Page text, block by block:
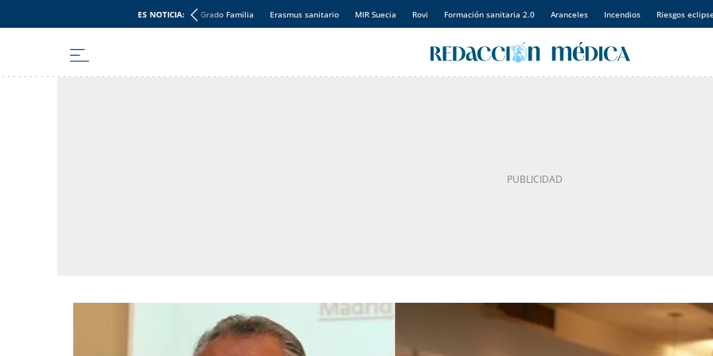
ES NOTICIA: Grado Familia Erasmus sanitario MIR Suecia Rovi Formación sanitaria 2.0 Aranceles Incendios Riesgos